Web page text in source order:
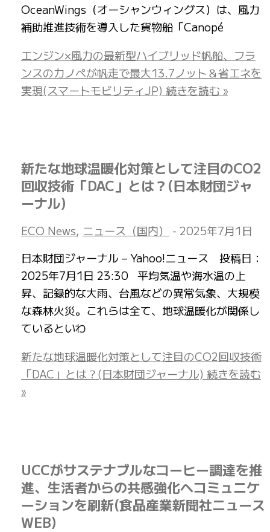
OceanWings（オーシャンウィングス）は、風力
補助推進技術を導入した貨物船「Canopé
エンジン×風力の最新型ハイブリッド帆船、フラ
ンスのカノペが帆走で最大13.7ノット＆省エネを
実現(スマートモビリティJP) 続きを読む »
新たな地球温暖化対策として注目のCO2
回収技術「DAC」とは？(日本財団ジャ
ーナル)
ECO News, ニュース（国内） - 2025年7月1日
日本財団ジャーナル – Yahoo!ニュース 投稿日：
2025年7月1日 23:30 平均気温や海水温の上
昇、記録的な大雨、台風などの異常気象、大規模
な森林火災。これらは全て、地球温暖化が関係し
ているといわ
新たな地球温暖化対策として注目のCO2回収技術
「DAC」とは？(日本財団ジャーナル) 続きを読む
»
UCCがサステナブルなコーヒー調達を推
進、生活者からの共感強化へコミュニケ
ーションを刷新(食品産業新聞社ニュース
WEB)